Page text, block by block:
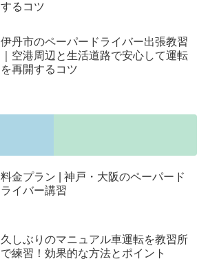
するコツ
伊丹市のペーパードライバー出張教習
｜空港周辺と生活道路で安心して運転
を再開するコツ
料金プラン | 神戸・大阪のペーパード
ライバー講習
久しぶりのマニュアル車運転を教習所
で練習！効果的な方法とポイント